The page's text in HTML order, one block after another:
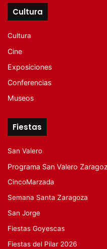
Cultura
Cultura
Cine
Exposiciones
Conferencias
Museos
Fiestas
San Valero
Programa San Valero
CincoMarzada
Semana Santa Zaragoza
San Jorge
Fiestas Goyescas
Fiestas del Pilar 2026